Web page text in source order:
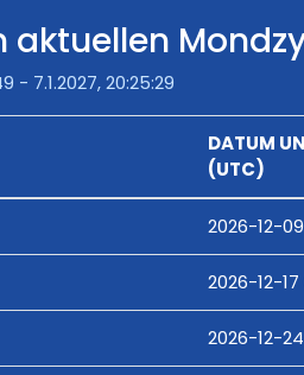
- 7.1.2027, 20:25:29
DATUM
(UTC)
2026-12-
2026-12-
2026-12-